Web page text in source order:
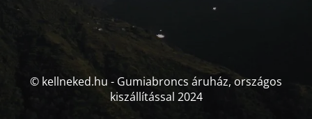
© kellneked.hu - Gumiabroncs áruház, országos
kiszállítással 2024